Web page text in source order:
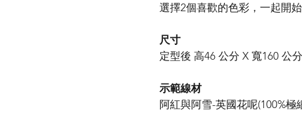
選擇2個喜歡的色彩，一起開
尺寸
定型後 高46 公分 X 寬160 公分
示範線材
阿紅與阿雪-英國花呢(100%極